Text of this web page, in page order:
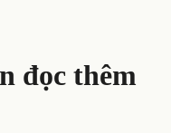
đọc thêm